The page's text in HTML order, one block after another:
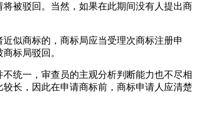
被驳回。当然，如果在此期间没有人提出商
似商标的，商标局应当受理次商标注册申
标局驳回。
统一，审查员的主观分析判断能力也不尽相
长，因此在申请商标前，商标申请人应清楚